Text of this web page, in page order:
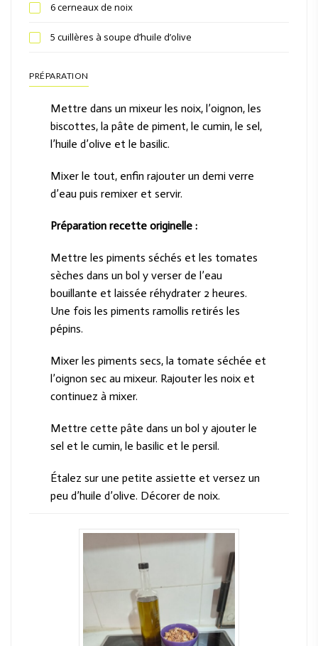
6 cerneaux de noix
5 cuillères à soupe d’huile d’olive
PRÉPARATION
Mettre dans un mixeur les noix, l’oignon, les
biscottes, la pâte de piment, le cumin, le sel,
l’huile d’olive et le basilic.
Mixer le tout, enfin rajouter un demi verre
d’eau puis remixer et servir.
Préparation recette originelle :
Mettre les piments séchés et les tomates
sèches dans un bol y verser de l’eau
bouillante et laissée réhydrater 2 heures.
Une fois les piments ramollis retirés les
pépins.
Mixer les piments secs, la tomate séchée et
l’oignon sec au mixeur. Rajouter les noix et
continuez à mixer.
Mettre cette pâte dans un bol y ajouter le
sel et le cumin, le basilic et le persil.
Étalez sur une petite assiette et versez un
peu d’huile d’olive. Décorer de noix.